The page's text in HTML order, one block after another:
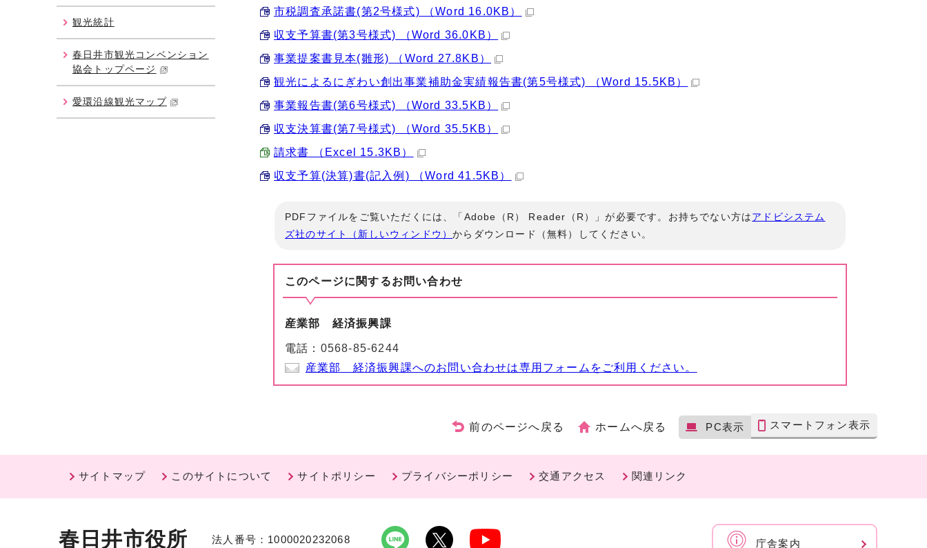
市税調査承諾書(第2号様式) （Word 16.0KB）
収支予算書(第3号様式) （Word 36.0KB）
事業提案書見本(雛形) （Word 27.8KB）
観光によるにぎわい創出事業補助金実績報告書(第5号様式) （Word 15.5KB）
事業報告書(第6号様式) （Word 33.5KB）
収支決算書(第7号様式) （Word 35.5KB）
請求書 （Excel 15.3KB）
収支予算(決算)書(記入例) （Word 41.5KB）
PDFファイルをご覧いただくには、「Adobe（R） Reader（R）」が必要です。お持ちでない方はアドビシステム
ズ社のサイト（新しいウィンドウ）からダウンロード（無料）してください。
このページに関するお問い合わせ
産業部 経済振興課
電話： 0568-85-6244
産業部 経済振興課へのお問い合わせは専用フォームをご利用ください。
観光統計
春日井市観光コンベンション
協会トップページ
愛環沿線観光マップ
前のページへ戻る ホームへ戻る PC表示 スマートフォン表示
サイトマップ このサイトについて サイトポリシー プライバシーポリシー 交通アクセス 関連リンク
春日井市役所 法人番号：1000020232068 庁舎案内